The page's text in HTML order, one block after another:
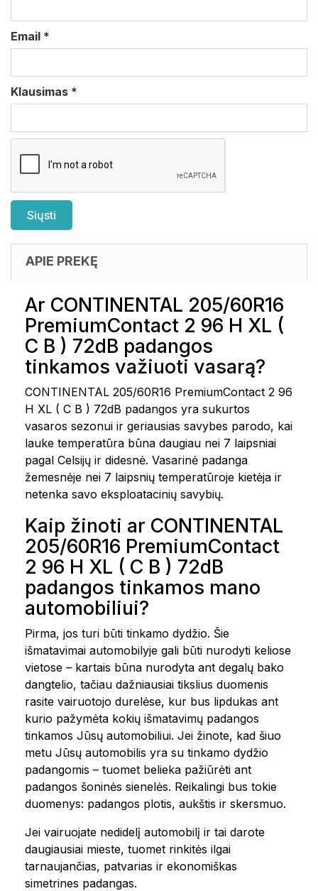
Email *
Klausimas *
APIE PREKĘ
Ar CONTINENTAL 205/60R16
PremiumContact 2 96 H XL (
C B ) 72dB padangos
tinkamos važiuoti vasarą?
CONTINENTAL 205/60R16 PremiumContact 2 96
H XL ( C B ) 72dB padangos yra sukurtos
vasaros sezonui ir geriausias savybes parodo, kai
lauke temperatūra būna daugiau nei 7 laipsniai
pagal Celsijų ir didesnė. Vasarinė padanga
žemesnėje nei 7 laipsnių temperatūroje kietėja ir
netenka savo eksploatacinių savybių.
Kaip žinoti ar CONTINENTAL
205/60R16 PremiumContact
2 96 H XL ( C B ) 72dB
padangos tinkamos mano
automobiliui?
Pirma, jos turi būti tinkamo dydžio. Šie
išmatavimai automobilyje gali būti nurodyti keliose
vietose – kartais būna nurodyta ant degalų bako
dangtelio, tačiau dažniausiai tikslius duomenis
rasite vairuotojo durelėse, kur bus lipdukas ant
kurio pažymėta kokių išmatavimų padangos
tinkamos Jūsų automobiliui. Jei žinote, kad šiuo
metu Jūsų automobilis yra su tinkamo dydžio
padangomis – tuomet belieka pažiūrėti ant
padangos šoninės sienelės. Reikalingi bus tokie
duomenys: padangos plotis, aukštis ir skersmuo.
Jei vairuojate nedidelį automobilį ir tai darote
daugiausiai mieste, tuomet rinkitės ilgai
tarnaujančias, patvarias ir ekonomiškas
simetrines padangas.